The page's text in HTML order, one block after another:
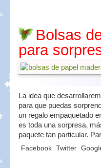
Bolsas
para
La idea que
para que puedas
un regalo empaquetado
es toda una sorpresa,
paquete tan particular.
Facebook Twitter